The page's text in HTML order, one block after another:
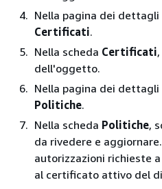
Nella pagina dei
Certificati.
Nella scheda Certificati
dell'oggetto.
Nella pagina dei
Politiche.
Nella scheda Politiche,
da rivedere e
autorizzazioni richieste
al certificato attivo del